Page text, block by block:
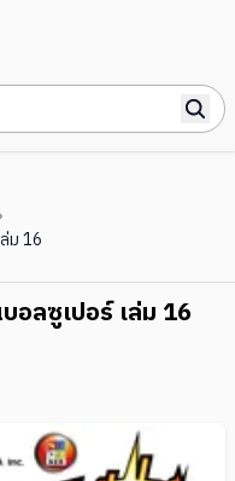
ม 16
อลซูเปอร์ เล่ม 16